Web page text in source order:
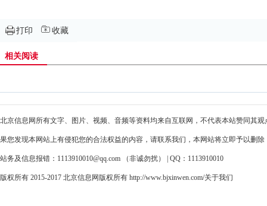
打印 收藏
相关阅读
北京信息网所有文字、图片、视频、音频等资料均来自互联网，不代表本站赞同其
果您发现本网站上有侵犯您的合法权益的内容，请联系我们，本网站将立即予以删
站务及信息报错：1113910010@qq.com （非诚勿扰） | QQ：1113910010
版权所有 2015-2017 北京信息网版权所有 http://www.bjxinwen.com/关于我们